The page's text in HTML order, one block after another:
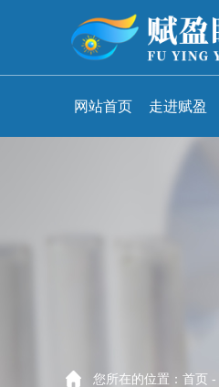
网站首页 走进赋盈
您所在的位置： 首页 -